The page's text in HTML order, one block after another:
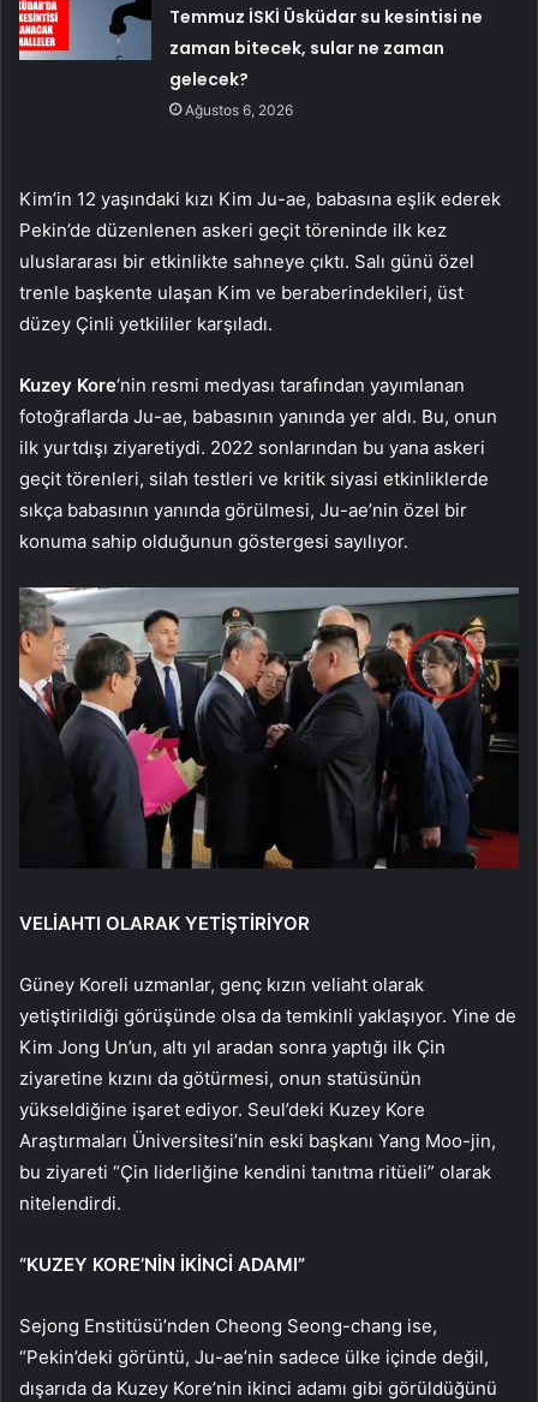
Temmuz İSKİ Üsküdar su kesintisi ne
zaman bitecek, sular ne zaman
gelecek?
Ağustos 6, 2026
Kim’in 12 yaşındaki kızı Kim Ju-ae, babasına eşlik ederek
Pekin’de düzenlenen askeri geçit töreninde ilk kez
uluslararası bir etkinlikte sahneye çıktı. Salı günü özel
trenle başkente ulaşan Kim ve beraberindekileri, üst
düzey Çinli yetkililer karşıladı.
Kuzey Kore‘nin resmi medyası tarafından yayımlanan
fotoğraflarda Ju-ae, babasının yanında yer aldı. Bu, onun
ilk yurtdışı ziyaretiydi. 2022 sonlarından bu yana askeri
geçit törenleri, silah testleri ve kritik siyasi etkinliklerde
sıkça babasının yanında görülmesi, Ju-ae’nin özel bir
konuma sahip olduğunun göstergesi sayılıyor.
VELİAHTI OLARAK YETİŞTİRİYOR
Güney Koreli uzmanlar, genç kızın veliaht olarak
yetiştirildiği görüşünde olsa da temkinli yaklaşıyor. Yine de
Kim Jong Un’un, altı yıl aradan sonra yaptığı ilk Çin
ziyaretine kızını da götürmesi, onun statüsünün
yükseldiğine işaret ediyor. Seul’deki Kuzey Kore
Araştırmaları Üniversitesi’nin eski başkanı Yang Moo-jin,
bu ziyareti “Çin liderliğine kendini tanıtma ritüeli” olarak
nitelendirdi.
“KUZEY KORE’NİN İKİNCİ ADAMI”
Sejong Enstitüsü’nden Cheong Seong-chang ise,
“Pekin’deki görüntü, Ju-ae’nin sadece ülke içinde değil,
dışarıda da Kuzey Kore’nin ikinci adamı gibi görüldüğünü